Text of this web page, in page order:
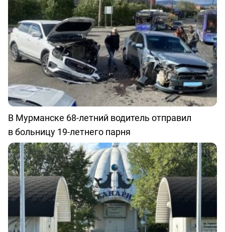
В Мурманске 68-летний водитель отправил
в больницу 19-летнего парня